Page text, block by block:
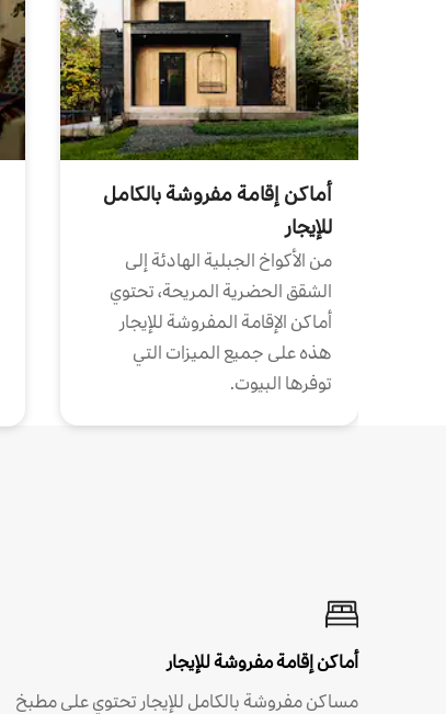
أماكن إقامة مفروشة بالكامل
للإيجار
من الأكواخ الجبلية الهادئة إلى
الشقق الحضرية المريحة، تحتوي
أماكن الإقامة المفروشة للإيجار
هذه على جميع الميزات التي
توفرها البيوت.
أماكن إقامة مفروشة للإيجار
مساكن مفروشة بالكامل للإيجار تحتوي على مطبخ